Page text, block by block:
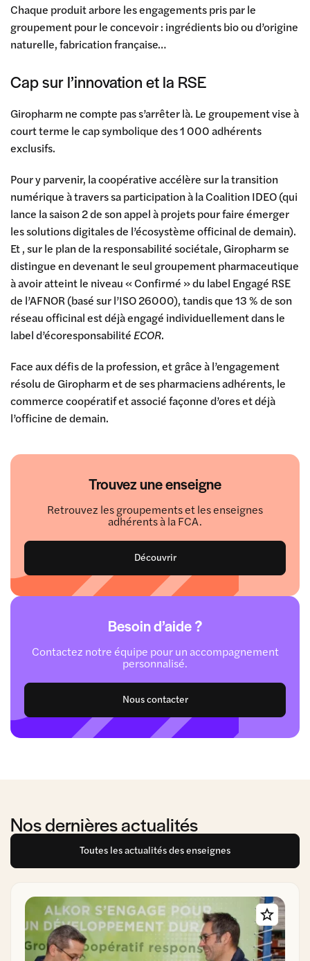
Trouvez une enseigne
Retrouvez les groupements et les enseignes
adhérents à la FCA.
Découvrir
Besoin d’aide ?
Contactez notre équipe pour un accompagnement
personnalisé.
Nous contacter
Chaque produit arbore les engagements pris par le
groupement pour le concevoir : ingrédients bio ou d’origine
naturelle, fabrication française…
Cap sur l’innovation et la RSE
Giropharm ne compte pas s’arrêter là. Le groupement vise à
court terme le cap symbolique des 1 000 adhérents
exclusifs.
Pour y parvenir, la coopérative accélère sur la transition
numérique à travers sa participation à la Coalition IDEO (qui
lance la saison 2 de son appel à projets pour faire émerger
les solutions digitales de l’écosystème officinal de demain).
Et , sur le plan de la responsabilité sociétale, Giropharm se
distingue en devenant le seul groupement pharmaceutique
à avoir atteint le niveau « Confirmé » du label Engagé RSE
de l’AFNOR (basé sur l’ISO 26000), tandis que 13 % de son
réseau officinal est déjà engagé individuellement dans le
label d’écoresponsabilitéECOR.
Face aux défis de la profession, et grâce à l’engagement
résolu de Giropharm et de ses pharmaciens adhérents, le
commerce coopératif et associé façonne d’ores et déjà
l’officine de demain.
Nos dernières actualités
Toutes les actualités des enseignes